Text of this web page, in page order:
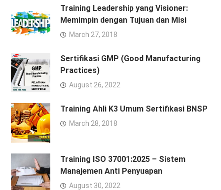
Training Leadership yang Visioner:
Memimpin dengan Tujuan dan Misi
March 27, 2018
Sertifikasi GMP (Good Manufacturing
Practices)
August 26, 2022
Training Ahli K3 Umum Sertifikasi BNSP
March 28, 2018
Training ISO 37001:2025 – Sistem
Manajemen Anti Penyuapan
August 30, 2022